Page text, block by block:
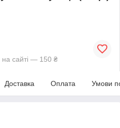
на сайті — 150 ₴
Доставка Оплата Умови